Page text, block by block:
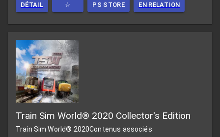
DÉTAIL ☆ PS STORE EN RELATION
Train Sim World® 2020 Collector's Edition
Train Sim World® 2020Contenus associés